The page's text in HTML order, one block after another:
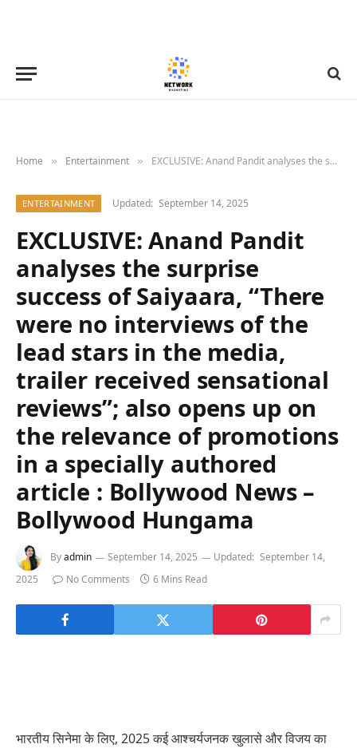
Home » Entertainment » EXCLUSIVE: Anand Pandit analyses the surprise success of Saiyaara, “There were no interviews of the lead stars in the media, trailer received sensational reviews”; also opens up on the relevance of promotions in a specially authored article : Bollywood News – Bollywood Hungama
ENTERTAINMENT Updated: September 14, 2025
EXCLUSIVE: Anand Pandit
analyses the surprise
success of Saiyaara, “There
were no interviews of the
lead stars in the media,
trailer received sensational
reviews”; also opens up on
the relevance of promotions
in a specially authored
article : Bollywood News –
Bollywood Hungama
Byadmin September 14, 2025 Updated: September 14,
2025
No Comments 6 Mins Read
भारतीय सिनेमा के लिए, 2025 कई आश्चर्यजनक खुलासे और विजय का